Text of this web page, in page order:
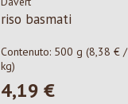
riso basmati
Contenuto: 500 g (8,38 € /
kg)
Prezzo normale:
4,19 €